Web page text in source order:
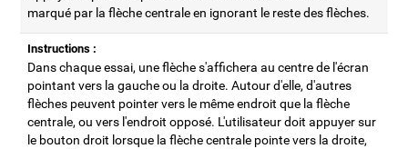
marqué par la flèche centrale en ignorant le reste des flèches.
Instructions :
Dans chaque essai, une flèche s'affichera au centre de l'écran
pointant vers la gauche ou la droite. Autour d'elle, d'autres
flèches peuvent pointer vers le même endroit que la flèche
centrale, ou vers l'endroit opposé. L'utilisateur doit appuyer sur
le bouton droit lorsque la flèche centrale pointe vers la droite,